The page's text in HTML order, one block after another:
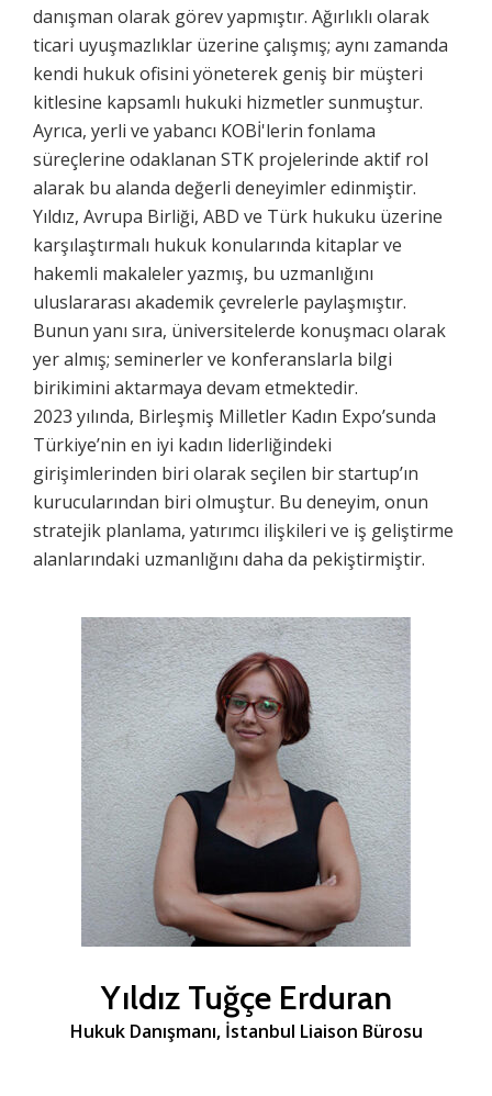
danışman olarak görev yapmıştır. Ağırlıklı olarak
ticari uyuşmazlıklar üzerine çalışmış; aynı zamanda
kendi hukuk ofisini yöneterek geniş bir müşteri
kitlesine kapsamlı hukuki hizmetler sunmuştur.
Ayrıca, yerli ve yabancı KOBİ'lerin fonlama
süreçlerine odaklanan STK projelerinde aktif rol
alarak bu alanda değerli deneyimler edinmiştir.
Yıldız, Avrupa Birliği, ABD ve Türk hukuku üzerine
karşılaştırmalı hukuk konularında kitaplar ve
hakemli makaleler yazmış, bu uzmanlığını
uluslararası akademik çevrelerle paylaşmıştır.
Bunun yanı sıra, üniversitelerde konuşmacı olarak
yer almış; seminerler ve konferanslarla bilgi
birikimini aktarmaya devam etmektedir.
2023 yılında, Birleşmiş Milletler Kadın Expo’sunda
Türkiye’nin en iyi kadın liderliğindeki
girişimlerinden biri olarak seçilen bir startup’ın
kurucularından biri olmuştur. Bu deneyim, onun
stratejik planlama, yatırımcı ilişkileri ve iş geliştirme
alanlarındaki uzmanlığını daha da pekiştirmiştir.
Yıldız Tuğçe Erduran
Hukuk Danışmanı, İstanbul Liaison Bürosu